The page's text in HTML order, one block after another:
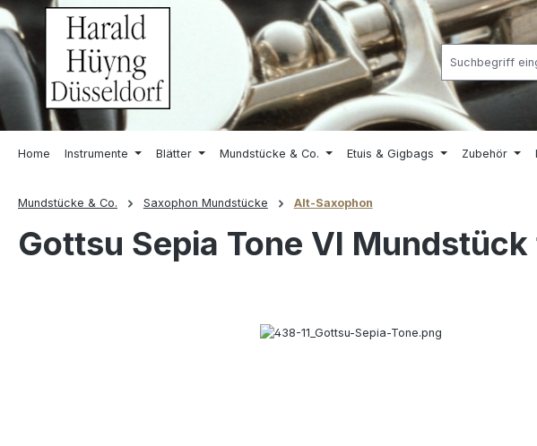
Zur Hauptnavigation springen
Home Instrumente Blätter Mundstücke & Co. Etuis & Gigbags Zubehör
Mundstücke & Co. Saxophon Mundstücke Alt-Saxophon
Gottsu Sepia Tone VI